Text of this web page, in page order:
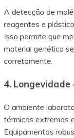
A detecção de
reagentes e
Isso permite que
material genético
corretamente.
4.
O ambiente
térmicos extremos
Equipamentos